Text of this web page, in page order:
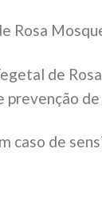
Rosa
de
prevenção de
caso de